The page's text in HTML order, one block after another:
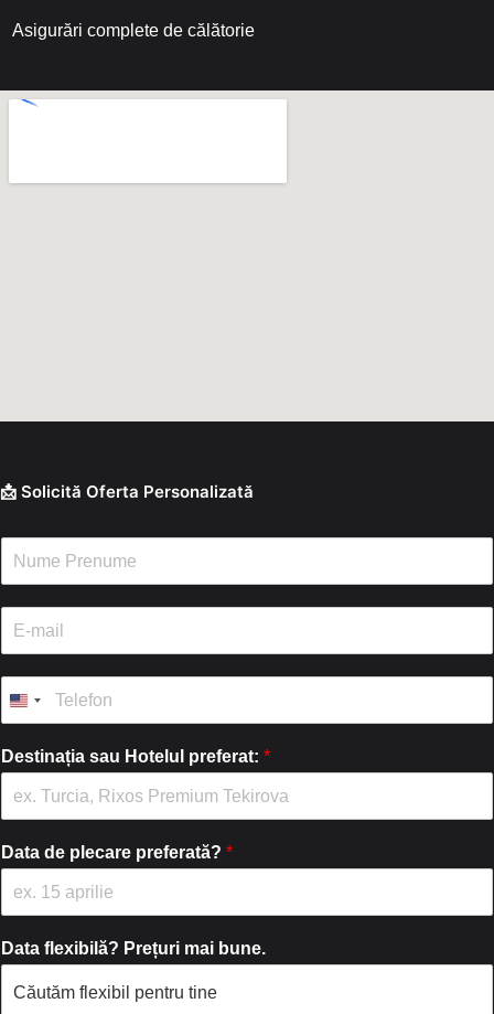
Asigurări complete de călătorie
📩 Solicită Oferta Personalizată
m
e
P
r
n
u
m
m
a
l
*
l
e
f
n
Destinația sau Hotelul preferat: *
Data de plecare preferată? *
Data flexibilă? Prețuri mai bune.